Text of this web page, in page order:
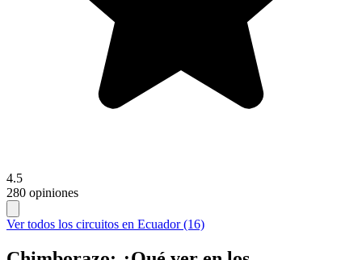
4.5
280 opiniones
Ver todos los circuitos en Ecuador (16)